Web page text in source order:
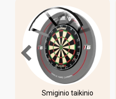
Smiginio taikinio